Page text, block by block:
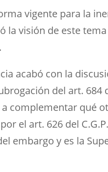
vigente para la
la visión de este
acabó con la
del art. 684
complementar qué
el art. 626 del
embargo y es la